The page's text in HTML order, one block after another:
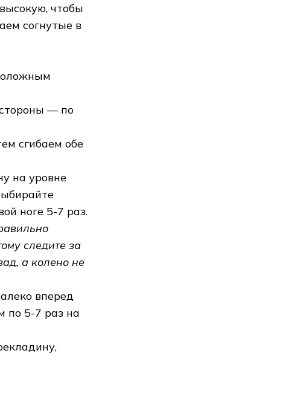
чтобы
согнутые в
— по
сгибаем обе
на уровне
ноге 5-7 раз.
следите за
а колено не
вперед
по 5-7 раз на